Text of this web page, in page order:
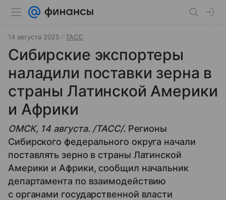
14 августа 2025 ТАСС
Сибирские экспортеры
наладили поставки зерна в
страны Латинской Америки
и Африки
ОМСК, 14 августа. /ТАСС/. Регионы
Сибирского федерального округа начали
поставлять зерно в страны Латинской
Америки и Африки, сообщил начальник
департамента по взаимодействию
с органами государственной власти